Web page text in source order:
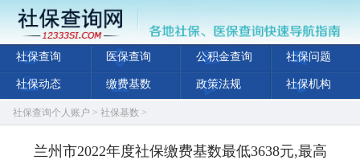
社保查询 医保查询 公积金查询 社保问题
社保动态 缴费基数 政策法规 社保机构
社保查询个人账户 > 社保基数 >
兰州市2022年度社保缴费基数最低3638元,最高